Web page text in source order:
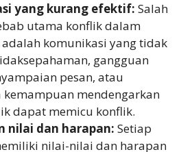
yang kurang efektif: Salah
utama konflik dalam
komunikasi yang tidak
gangguan
pesan, atau
kemampuan mendengarkan
dapat memicu konflik.
nilai dan harapan: Setiap
nilai-nilai dan harapan